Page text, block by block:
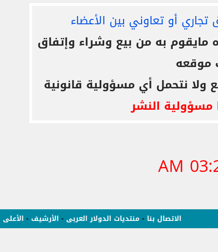
أو تعاوني بين الأعضاء
به من بيع وشراء وإتفاق
موقعه
ولا نتحمل أي مسؤولية قانونية
مسؤولية النشر
الاتصال بنا - منتديات الدولار العربى - الأرشيف - الأعلى